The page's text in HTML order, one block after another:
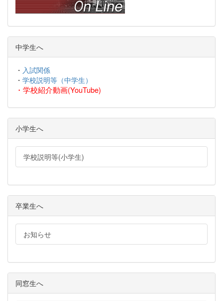
中学生へ
・ 入試関係
・ 学校説明等（中学生）
・ 学校紹介動画(YouTube)
小学生へ
学校説明等(小学生)
卒業生へ
お知らせ
同窓生へ